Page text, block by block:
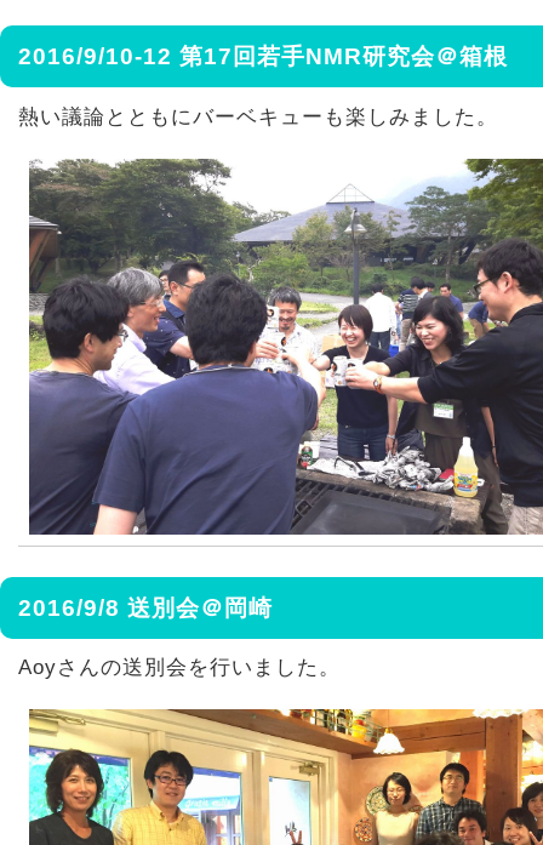
2016/9/10-12 第17回若手NMR研究会＠箱根
熱い議論とともにバーベキューも楽しみました。
2016/9/8 送別会＠岡崎
Aoyさんの送別会を行いました。